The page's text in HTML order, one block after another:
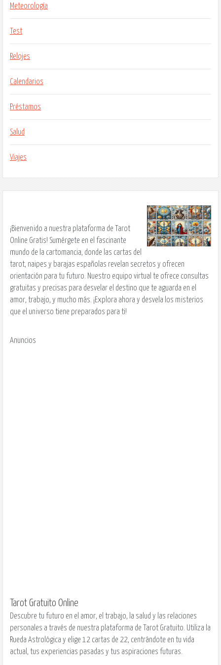
Meteorología
Test
Relojes
Calendarios
Préstamos
Salud
Viajes
¡Bienvenido a nuestra plataforma de Tarot
Online Gratis! Sumérgete en el fascinante
mundo de la cartomancia, donde las cartas del
tarot, naipes y barajas españolas revelan secretos y ofrecen
orientación para tu futuro. Nuestro equipo virtual te ofrece consultas
gratuitas y precisas para desvelar el destino que te aguarda en el
amor, trabajo, y mucho más. ¡Explora ahora y desvela los misterios
que el universo tiene preparados para ti!
Anuncios
Tarot Gratuito Online
Descubre tu futuro en el amor, el trabajo, la salud y las relaciones
personales a través de nuestra plataforma de Tarot Gratuito. Utiliza la
Rueda Astrológica y elige 12 cartas de 22, centrándote en tu vida
actual, tus experiencias pasadas y tus aspiraciones futuras.